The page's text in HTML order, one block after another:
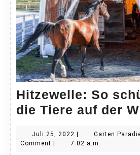
Hitzewelle: So
die Tiere auf der
Juli 25, 2022 Juli
25,
| Garten
Comment | 7:02 a.m.